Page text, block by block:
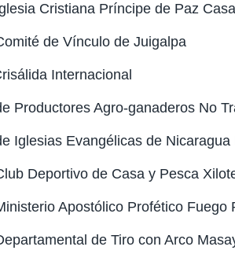
Cristiana Príncipe de Paz
de Vínculo de Juigalpa
Internacional
Productores Agro-ganaderos No
Iglesias Evangélicas de
Deportivo de Casa y Pesca
Apostólico Profético Fuego
de Tiro con Arco